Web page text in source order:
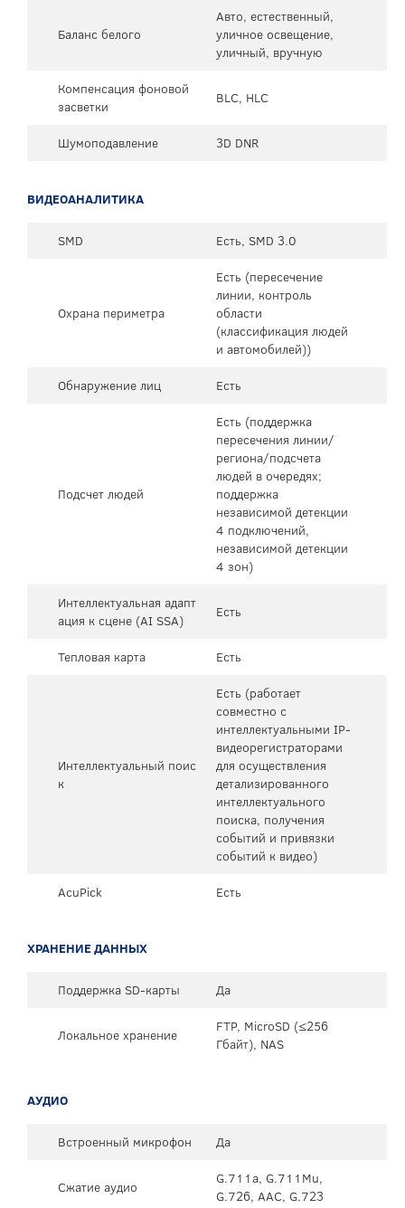
Баланс белого
Авто, естественный,
уличное освещение,
уличный, вручную
Компенсация фоновой
засветки
BLC, HLC
Шумоподавление 3D DNR
ВИДЕОАНАЛИТИКА
SMD Есть, SMD 3.0
Охрана периметра
Есть (пересечение
линии, контроль
области
(классификация людей
и автомобилей))
Обнаружение лиц
Есть
Подсчет людей
Есть (поддержка
пересечения линии/
региона/подсчета
людей в очередях;
поддержка
независимой детекции
4 подключений,
независимой детекции
4 зон)
Интеллектуальная адапт
ация к сцене (AI SSA)
Есть
Тепловая карта Есть
Интеллектуальный поис
к
Есть (работает
совместно с
интеллектуальными IP-
видеорегистраторами
для осуществления
детализированного
интеллектуального
поиска, получения
событий и привязки
событий к видео)
AcuPick
Есть
ХРАНЕНИЕ ДАННЫХ
Поддержка SD-карты Да
Локальное хранение
FTP, MicroSD (≤256
Гбайт), NAS
АУДИО
Встроенный микрофон Да
Сжатие аудио
G.711a, G.711Mu,
G.726, AAC, G.723